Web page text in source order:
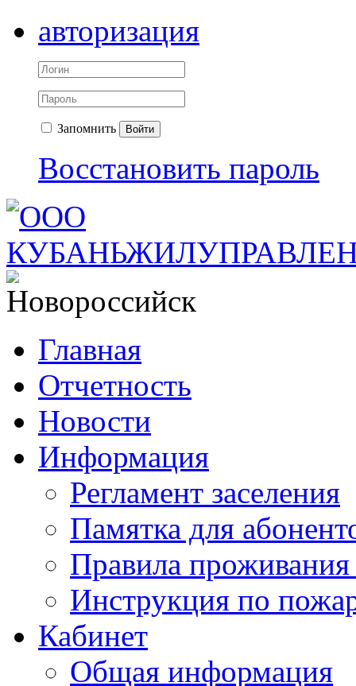
авторизация
Запомнить Войти
Восстановить пароль
Главная
Отчетность
Новости
Информация
Регламент заселения
Памятка для
Правила
Инструкция по
Кабинет
Общая информация